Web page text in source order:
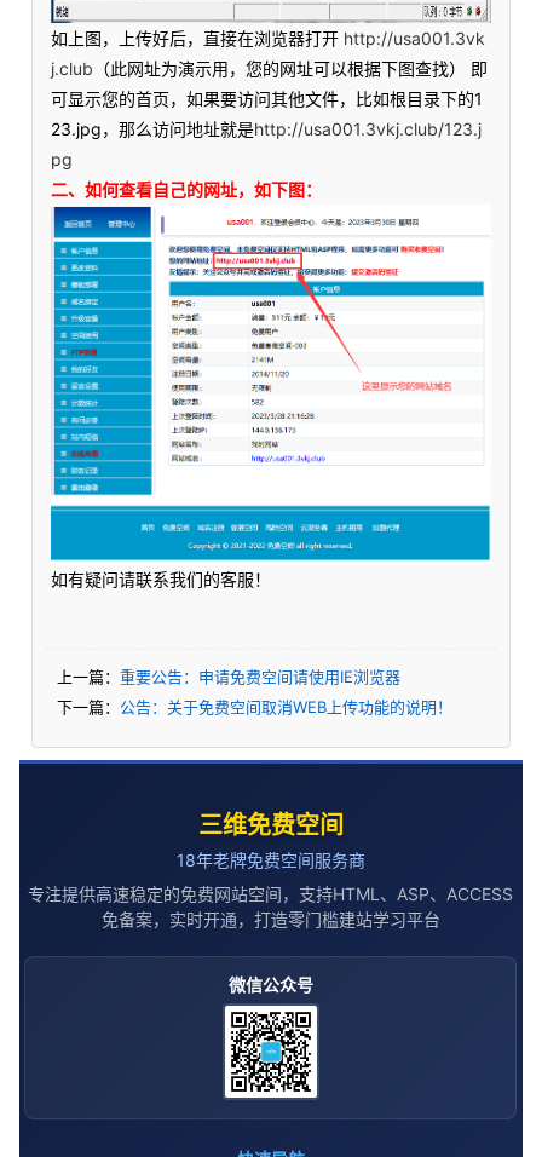
如上图，上传好后，直接在浏览器打开 http://usa001.3vk
j.club （此网址为演示用，您的网址可以根据下图查找） 即
可显示您的首页，如果要访问其他文件，比如根目录下的1
23.jpg，那么访问地址就是http://usa001.3vkj.club/123.j
pg
二、如何查看自己的网址，如下图：
如有疑问请联系我们的客服！
上一篇： 重要公告：申请免费空间请使用IE浏览器
下一篇： 公告：关于免费空间取消WEB上传功能的说明！
三维免费空间
18年老牌免费空间服务商
专注提供高速稳定的免费网站空间，支持HTML、ASP、ACCESS
免备案，实时开通，打造零门槛建站学习平台
微信公众号